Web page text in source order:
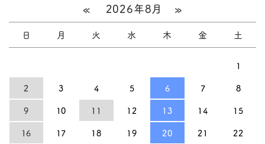
« 2026年8月 »
日 月 火 水 木 金 土
1
2
3 4 5 6 7
8
9
10 11 12 13 14
15
16
17 18 19 20 21
22